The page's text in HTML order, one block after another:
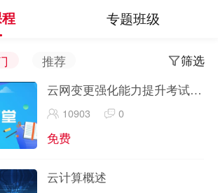
专题班级
推荐
筛选
云网变更强化能力提升考试试
题 10903 0
免费
云计算概述